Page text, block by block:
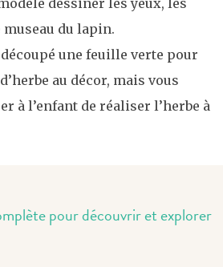
dessiner les yeux, les
du lapin.
une feuille verte pour
au décor, mais vous
à l’enfant de réaliser l’herbe à
pour découvrir et explorer